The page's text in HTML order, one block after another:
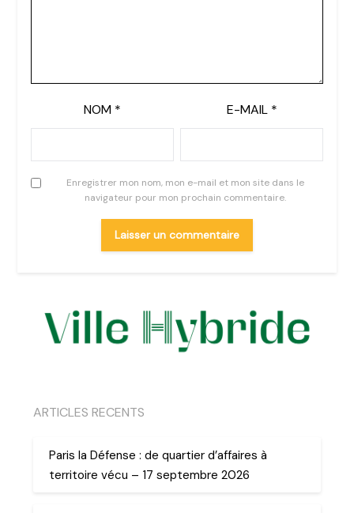
NOM * E-MAIL *
Enregistrer mon nom, mon e-mail et mon site dans le
navigateur pour mon prochain commentaire.
ARTICLES RECENTS
Paris la Défense : de quartier d’affaires à
territoire vécu – 17 septembre 2026